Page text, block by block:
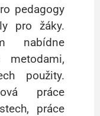
pedagogy
pro žáky.
nabídne
metodami,
použity.
práce
práce